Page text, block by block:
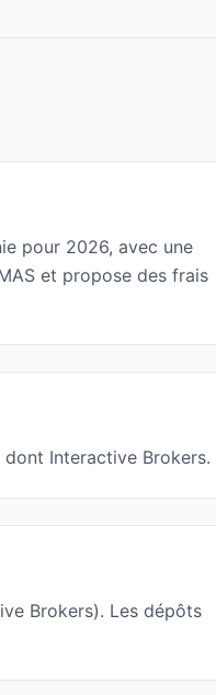
pour 2026, avec une
et propose des frais
Interactive Brokers.
Brokers). Les dépôts